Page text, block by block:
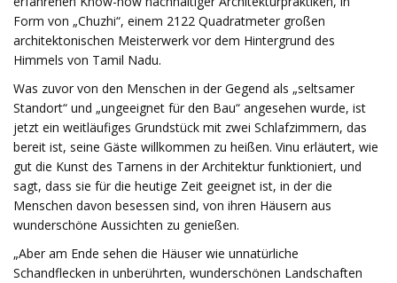
Form von „Chuzhi“, einem 2122 Quadratmeter großen
architektonischen Meisterwerk vor dem Hintergrund des
Himmels von Tamil Nadu.
Was zuvor von den Menschen in der Gegend als „seltsamer
Standort“ und „ungeeignet für den Bau“ angesehen wurde, ist
jetzt ein weitläufiges Grundstück mit zwei Schlafzimmern, das
bereit ist, seine Gäste willkommen zu heißen. Vinu erläutert, wie
gut die Kunst des Tarnens in der Architektur funktioniert, und
sagt, dass sie für die heutige Zeit geeignet ist, in der die
Menschen davon besessen sind, von ihren Häusern aus
wunderschöne Aussichten zu genießen.
„Aber am Ende sehen die Häuser wie unnatürliche
Schandflecken in unberührten, wunderschönen Landschaften